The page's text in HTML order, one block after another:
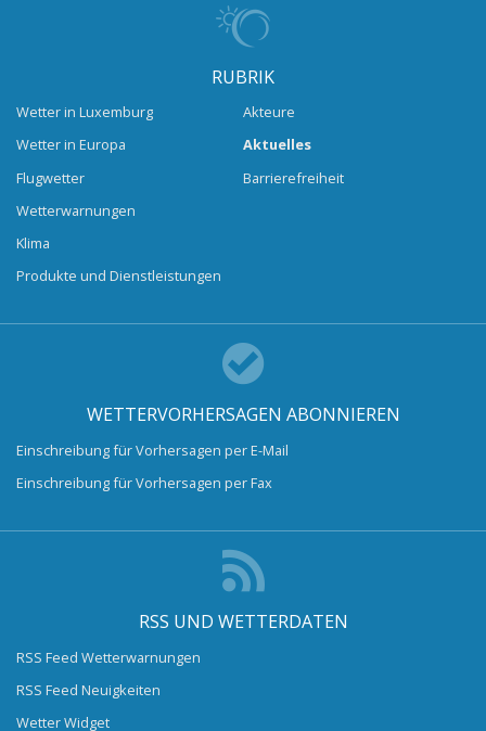
RUBRIK
Wetter in Luxemburg
Wetter in Europa
Flugwetter
Wetterwarnungen
Klima
Produkte und Dienstleistungen
Akteure
Aktuelles
Barrierefreiheit
WETTERVORHERSAGEN ABONNIEREN
Einschreibung für Vorhersagen per E-Mail
Einschreibung für Vorhersagen per Fax
RSS UND WETTERDATEN
RSS Feed Wetterwarnungen
RSS Feed Neuigkeiten
Wetter Widget